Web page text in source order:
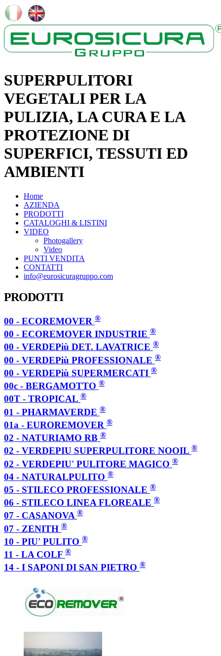
SUPERPULITORI
VEGETALI PER LA
PULIZIA, LA CURA E LA
PROTEZIONE DI
SUPERFICI, TESSUTI ED
AMBIENTI
Home
AZIENDA
PRODOTTI
CATALOGHI & LISTINI
VIDEO
Photogallery
Video
PUNTI VENDITA
CONTATTI
info@eurosicuragruppo.com
PRODOTTI
00 - ECOREMOVER ®
00 - ECOREMOVER INDUSTRIE ®
00 - VERDEPiù DET. LAVATRICE ®
00 - VERDEPiù PROFESSIONALE ®
00 - VERDEPiù SUPERMERCATI ®
00c - BERGAMOTTO ®
00T - TROPICAL ®
01 - PHARMAVERDE ®
01a - EUROREMOVER ®
02 - NATURIAMO RB ®
02 - VERDEPIU SUPERPULITORE NOOIL ®
02 - VERDEPIU' PULITORE MAGICO ®
04 - NATURALPULITO ®
05 - STILECO PROFESSIONALE ®
06 - STILECO LINEA FLOREALE ®
07 - CASANOVA ®
07 - ZENITH ®
10 - PIU' PULITO ®
11 - LA COLF ®
14 - I SAPONI DI SAN PIETRO ®